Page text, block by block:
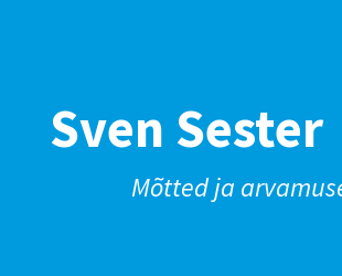
Sven Sester
Mõtted ja